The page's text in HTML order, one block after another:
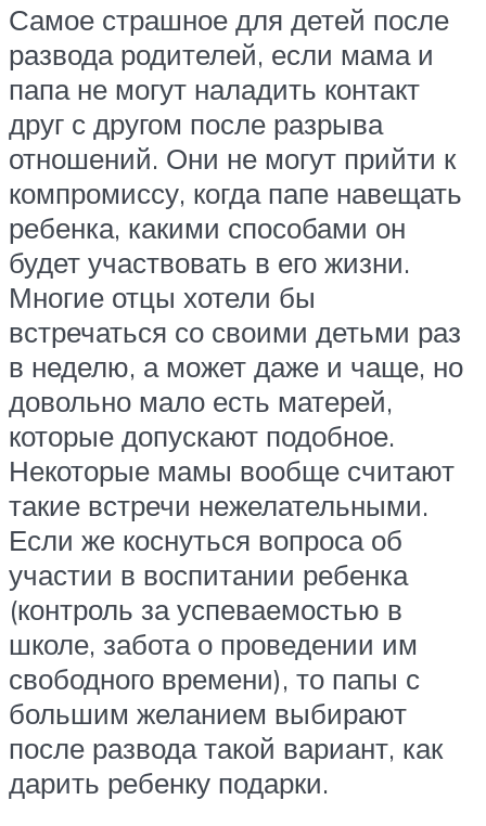
Самое страшное для детей после
развода родителей, если мама и
папа не могут наладить контакт
друг с другом после разрыва
отношений. Они не могут прийти к
компромиссу, когда папе навещать
ребенка, какими способами он
будет участвовать в его жизни.
Многие отцы хотели бы
встречаться со своими детьми раз
в неделю, а может даже и чаще, но
довольно мало есть матерей,
которые допускают подобное.
Некоторые мамы вообще считают
такие встречи нежелательными.
Если же коснуться вопроса об
участии в воспитании ребенка
(контроль за успеваемостью в
школе, забота о проведении им
свободного времени), то папы с
большим желанием выбирают
после развода такой вариант, как
дарить ребенку подарки.